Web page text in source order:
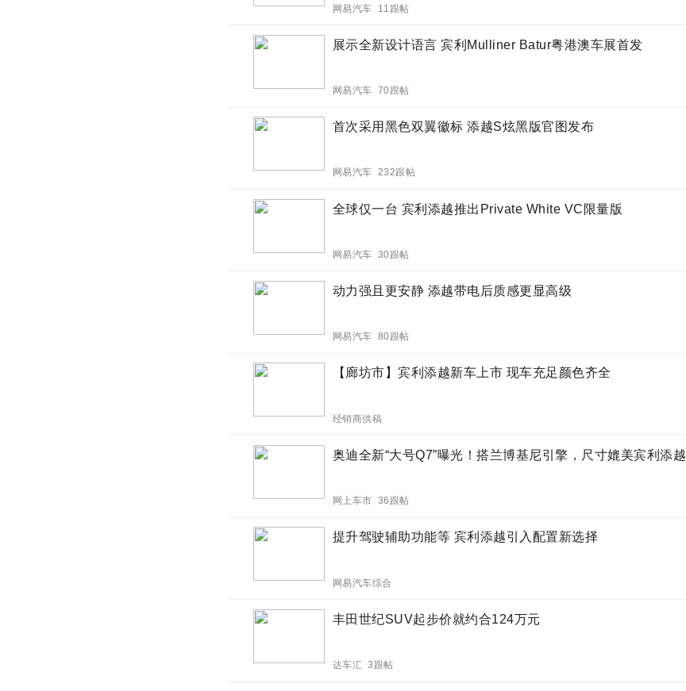
网易汽车 11跟帖
展示全新设计语言 宾利Mulliner Batur粤港澳车展首发
网易汽车 70跟帖
首次采用黑色双翼徽标 添越S炫黑版官图发布
网易汽车 232跟帖
全球仅一台 宾利添越推出Private White VC限量版
网易汽车 30跟帖
动力强且更安静 添越带电后质感更显高级
网易汽车 80跟帖
【廊坊市】宾利添越新车上市 现车充足颜色齐全
经销商供稿
奥迪全新“大号Q7”曝光！搭兰博基尼引擎，尺寸媲美宾利添越
网上车市 36跟帖
提升驾驶辅助功能等 宾利添越引入配置新选择
网易汽车综合
丰田世纪SUV起步价就约合124万元
达车汇 3跟帖